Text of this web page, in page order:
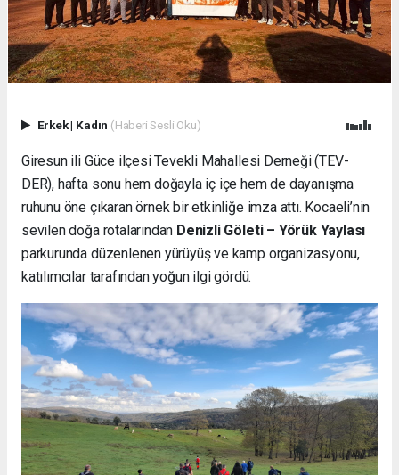
Erkek| Kadın (Haberi Sesli Oku)
Giresun ili Güce ilçesi Tevekli Mahallesi Derneği (TEV-
DER), hafta sonu hem doğayla iç içe hem de dayanışma
ruhunu öne çıkaran örnek bir etkinliğe imza attı. Kocaeli’nin
sevilen doğa rotalarından Denizli Göleti – Yörük Yaylası
parkurunda düzenlenen yürüyüş ve kamp organizasyonu,
katılımcılar tarafından yoğun ilgi gördü.